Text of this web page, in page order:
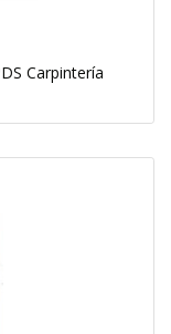
Carpintería